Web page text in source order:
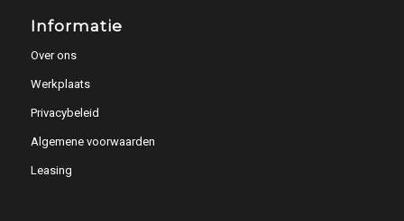
Informatie
Over ons
Werkplaats
Privacybeleid
Algemene voorwaarden
Leasing